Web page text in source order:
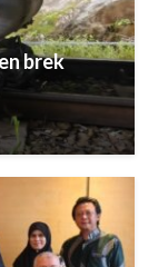
brek